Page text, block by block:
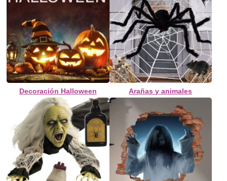
Decoración Halloween Arañas y animales